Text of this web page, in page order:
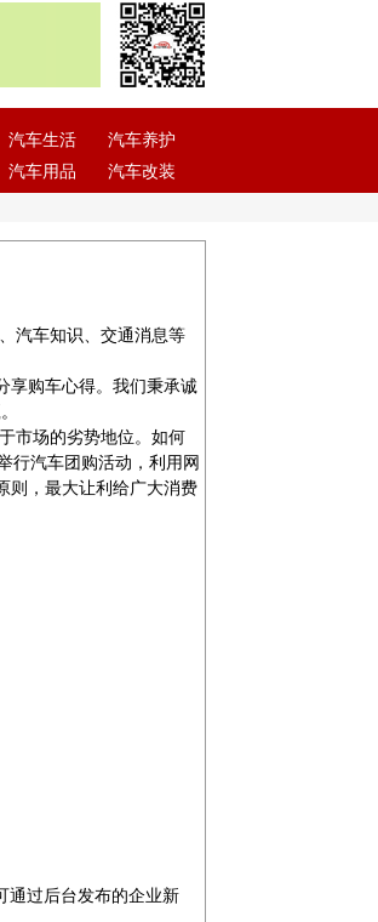
汽车生活
汽车养护
汽车用品
汽车改装
汽车知识、交通消息等
享购车心得。我们秉承诚
市场的劣势地位。如何
行汽车团购活动，利用网
则，最大让利给广大消费
通过后台发布的企业新